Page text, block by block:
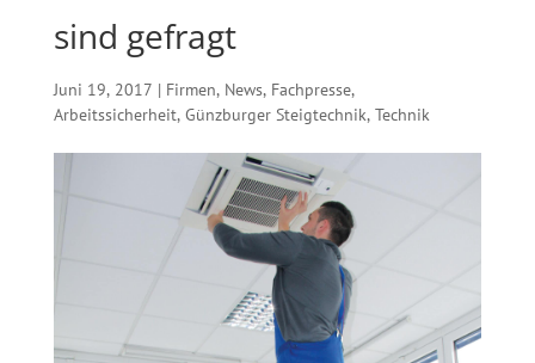
sind gefragt
Juni 19, 2017 | Firmen, News, Fachpresse,
Arbeitssicherheit, Günzburger Steigtechnik, Technik